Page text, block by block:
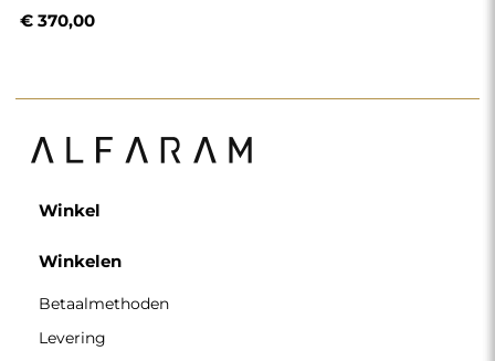
€ 370,00
Winkel
Winkelen
Betaalmethoden
Levering